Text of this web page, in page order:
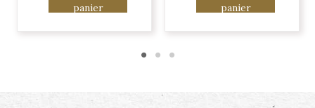
panier
panier